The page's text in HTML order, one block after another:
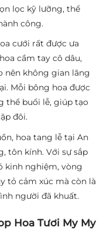
lọc kỹ lưỡng, thể
công.
cưới rất được ưa
cầm tay cô dâu,
nên không gian lãng
Mỗi bông hoa được
thể buổi lễ, giúp tạo
đôi.
hoa tang lễ tại An
tôn kính. Với sự sắp
kinh nghiệm, vòng
tỏ cảm xúc mà còn là
người đã khuất.
Hoa Tươi My My